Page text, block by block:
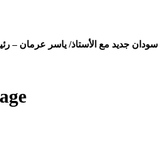
سودان جديد مع الأستاذ/ ياسر عرمان –